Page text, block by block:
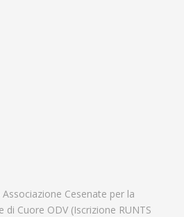
Cesenate per la
Cuore ODV (Iscrizione RUNTS